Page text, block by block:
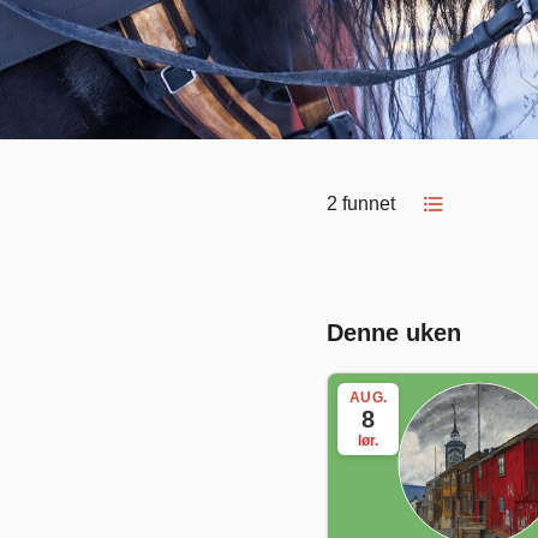
2 funnet format_list_bulleted
Denne uken
AUG.
8
lør.